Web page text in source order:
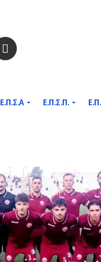
Ε.Π.Σ.Α Ε.Π.Σ.Π.